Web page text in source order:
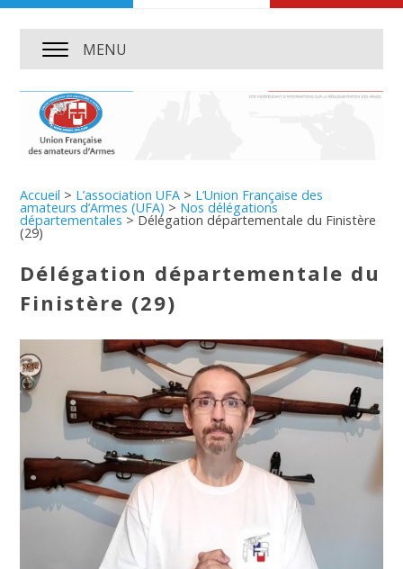
MENU
Accueil > L’association UFA > L’Union Française des
amateurs d’Armes (UFA) > Nos délégations
départementales > Délégation départementale du Finistère
(29)
Délégation départementale du
Finistère (29)